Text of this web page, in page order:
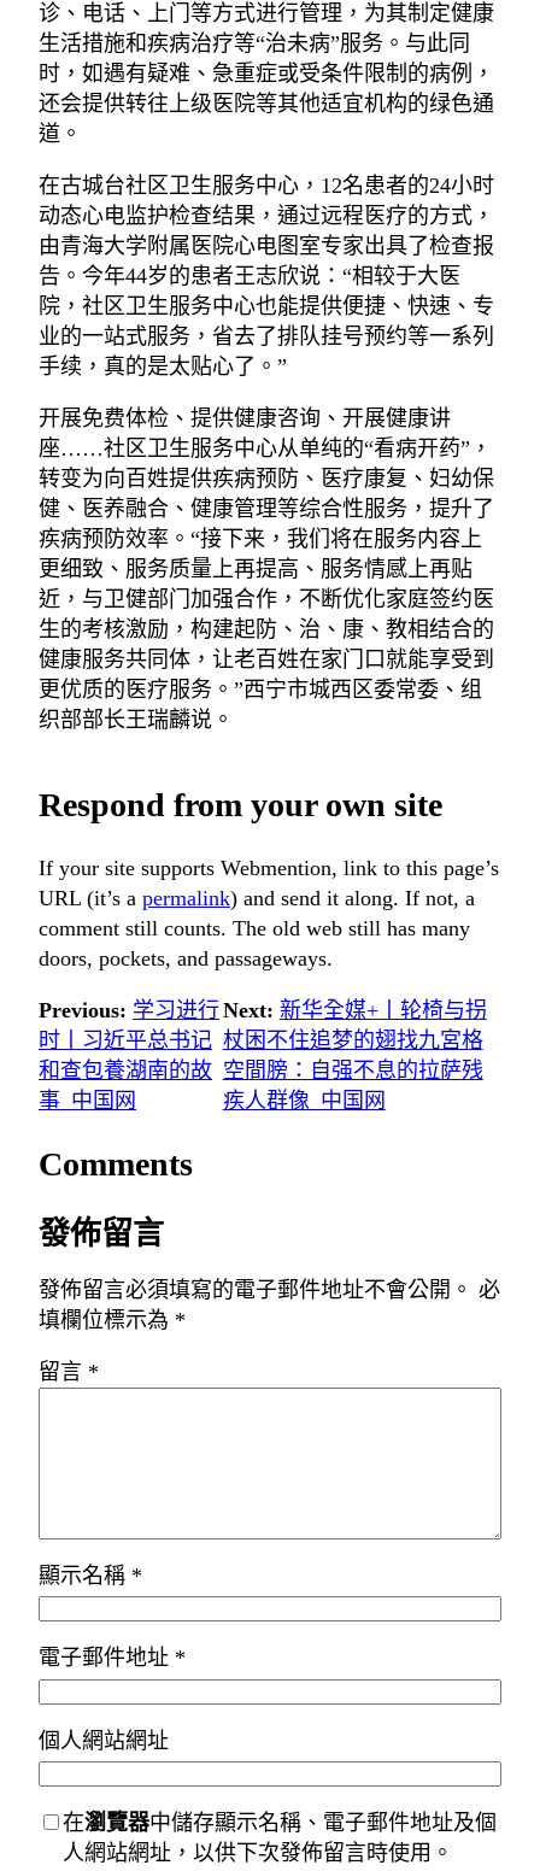
诊、电话、上门等方式进行管理，为其制定健康
生活措施和疾病治疗等“治未病”服务。与此同
时，如遇有疑难、急重症或受条件限制的病例，
还会提供转往上级医院等其他适宜机构的绿色通
道。
在古城台社区卫生服务中心，12名患者的24小时
动态心电监护检查结果，通过远程医疗的方式，
由青海大学附属医院心电图室专家出具了检查报
告。今年44岁的患者王志欣说：“相较于大医
院，社区卫生服务中心也能提供便捷、快速、专
业的一站式服务，省去了排队挂号预约等一系列
手续，真的是太贴心了。”
开展免费体检、提供健康咨询、开展健康讲
座……社区卫生服务中心从单纯的“看病开药”，
转变为向百姓提供疾病预防、医疗康复、妇幼保
健、医养融合、健康管理等综合性服务，提升了
疾病预防效率。“接下来，我们将在服务内容上
更细致、服务质量上再提高、服务情感上再贴
近，与卫健部门加强合作，不断优化家庭签约医
生的考核激励，构建起防、治、康、教相结合的
健康服务共同体，让老百姓在家门口就能享受到
更优质的医疗服务。”西宁市城西区委常委、组
织部部长王瑞麟说。
Respond from your own site
If your site supports Webmention, link to this page’s
URL (it’s a permalink) and send it along. If not, a
comment still counts. The old web still has many
doors, pockets, and passageways.
Previous: 学习进行
时丨习近平总书记
和查包養湖南的故
事_中国网
Next: 新华全媒+丨轮椅与拐
杖困不住追梦的翅找九宮格
空間膀：自强不息的拉萨残
疾人群像_中国网
Comments
發佈留言
發佈留言必須填寫的電子郵件地址不會公開。 必
填欄位標示為 *
留言 *
顯示名稱 *
電子郵件地址 *
個人網站網址
在瀏覽器中儲存顯示名稱、電子郵件地址及個
人網站網址，以供下次發佈留言時使用。